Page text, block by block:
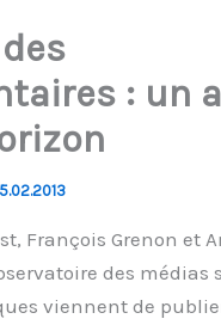
: un
François Grenon et
des médias
viennent de